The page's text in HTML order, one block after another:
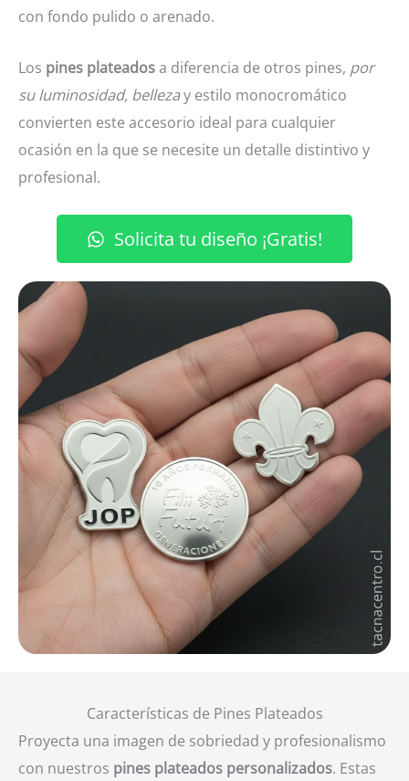
con fondo pulido o arenado.
Los pines plateadosa diferencia de otros pines, por
su luminosidad, bellezay estilo monocromático
convierten este accesorio ideal para cualquier
ocasión en la que se necesite un detalle distintivo y
profesional.
Solicita tu diseño ¡Gratis!
Características de Pines Plateados
Proyecta una imagen de sobriedad y profesionalismo
con nuestros pines plateados personalizados. Estas